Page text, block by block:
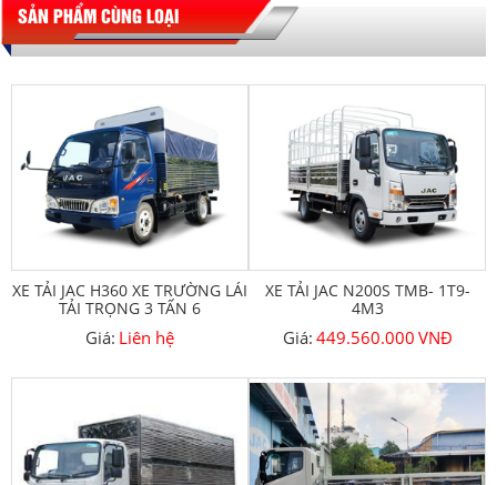
SẢN PHẨM CÙNG LOẠI
XE TẢI JAC H360 XE TRƯỜNG LÁI
TẢI TRỌNG 3 TẤN 6
Giá: Liên hệ
XE TẢI JAC N200S TMB- 1T9-
4M3
Giá: 449.560.000 VNĐ